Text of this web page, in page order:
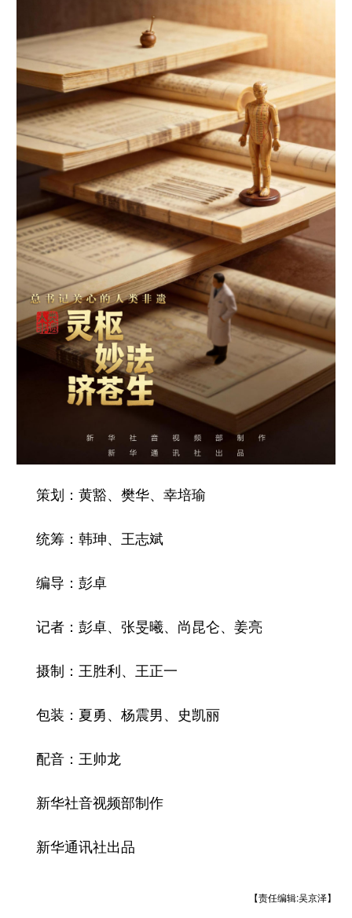
策划：黄豁、樊华、幸培瑜
统筹：韩珅、王志斌
编导：彭卓
记者：彭卓、张旻曦、尚昆仑、姜亮
摄制：王胜利、王正一
包装：夏勇、杨震男、史凯丽
配音：王帅龙
新华社音视频部制作
新华通讯社出品
【责任编辑:吴京泽】